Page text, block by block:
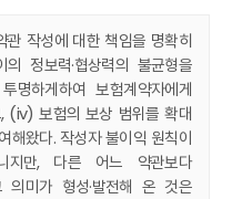
작성에 대한 책임을 명확히
의 정보력·협상력의 불균형을
명하게하여 보험계약자에게
(iv) 보험의 보상 범위를 확대
해왔다. 작성자 불이익 원칙이
지만, 다른 어느 약관보다
미가 형성·발전해 온 것은